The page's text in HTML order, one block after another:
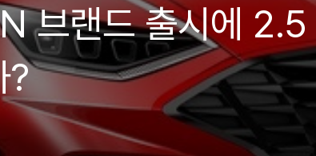
브랜드 출시에 2.5
?